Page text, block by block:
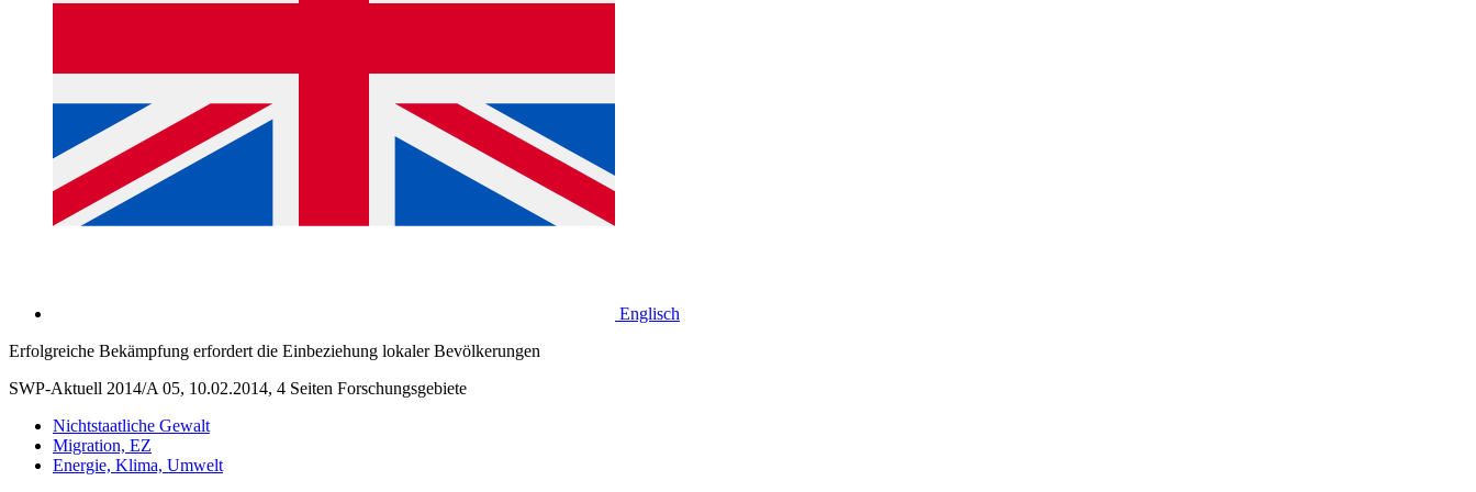
Englisch
Erfolgreiche Bekämpfung erfordert die Einbeziehung lokaler Bevölkerungen
SWP-Aktuell 2014/A 05, 10.02.2014, 4 Seiten Forschungsgebiete
Nichtstaatliche Gewalt
Migration, EZ
Energie, Klima, Umwelt